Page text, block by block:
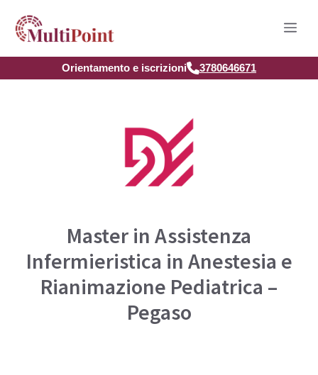
contenuto
Orientamento e iscrizioni 3780646671
Master in Assistenza
Infermieristica in Anestesia e
Rianimazione Pediatrica –
Pegaso